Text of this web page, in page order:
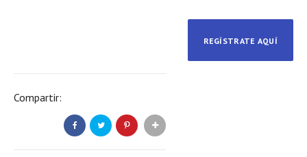
REGÍSTRATE AQUÍ
Compartir: